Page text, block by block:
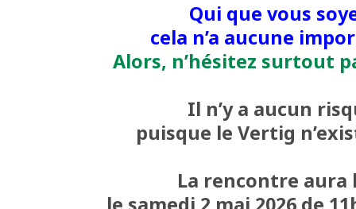
Qui que vous
cela n’a aucune
Alors, n’hésitez surtout
Il n’y a aucun
puisque le Vertig
La rencontre aura